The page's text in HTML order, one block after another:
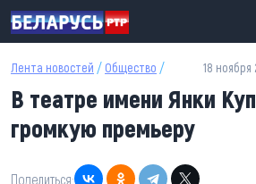
Перейти к основному содержанию
Лента новостей / Общество / 18 ноября
В театре имени Янки
громкую премьеру
Поделиться: